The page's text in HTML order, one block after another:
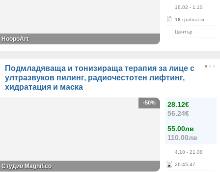
18.02 - 1.10
18 грабнати
Център
HoopoArt
Подмладяваща и тонизираща терапия за лице с
ултразвуков пилинг, радиочестотен лифтинг,
хидратация и маска
28.12€
56.24€
55.00лв
110.00лв
4.10 - 21.08
26:45:46
-50%
Студио Magnifico